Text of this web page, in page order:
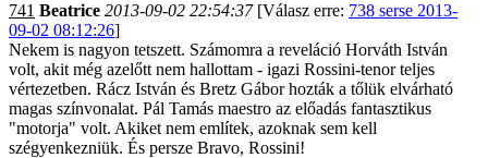
741 Beatrice 2013-09-02 22:54:37[Válasz erre: 738 serse 2013-
09-02 08:12:26]
Nekem is nagyon tetszett. Számomra a reveláció Horváth István
volt, akit még azelőtt nem hallottam - igazi Rossini-tenor teljes
vértezetben. Rácz István és Bretz Gábor hozták a tőlük elvárható
magas színvonalat. Pál Tamás maestro az előadás fantasztikus
"motorja" volt. Akiket nem említek, azoknak sem kell
szégyenkezniük. És persze Bravo, Rossini!